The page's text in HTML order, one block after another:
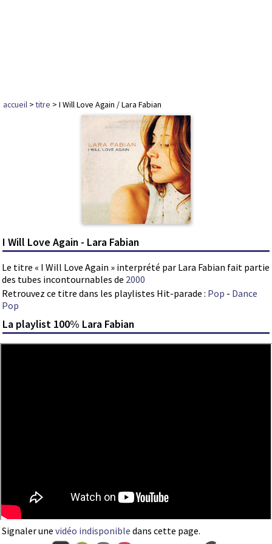
accueil >titre > I Will Love Again / Lara Fabian
I Will Love Again - Lara Fabian
Le titre « I Will Love Again » interprété par Lara Fabian fait partie
des tubes incontournables de 2000
Retrouvez ce titre dans les playlistes Hit-parade : Pop - Dance
Pop
La playlist 100% Lara Fabian
Signaler une vidéo indisponible dans cette page.